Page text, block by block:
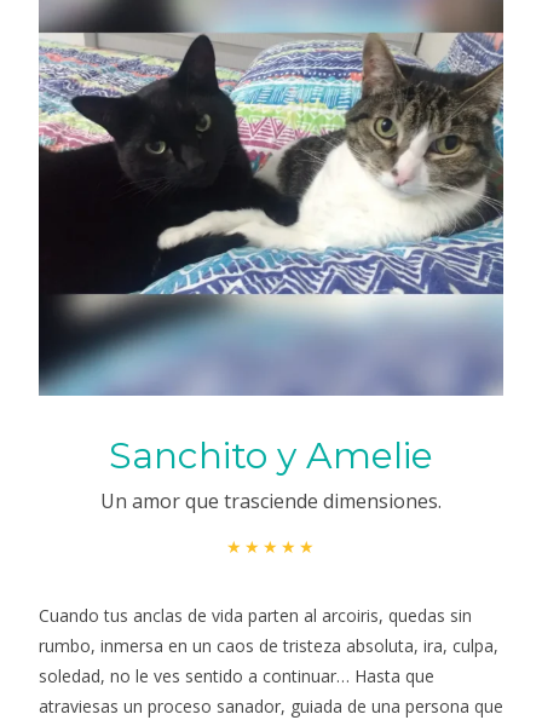
Sanchito y Amelie
Un amor que trasciende dimensiones.
★★★★★
Cuando tus anclas de vida parten al arcoiris, quedas sin
rumbo, inmersa en un caos de tristeza absoluta, ira, culpa,
soledad, no le ves sentido a continuar… Hasta que
atraviesas un proceso sanador, guiada de una persona que